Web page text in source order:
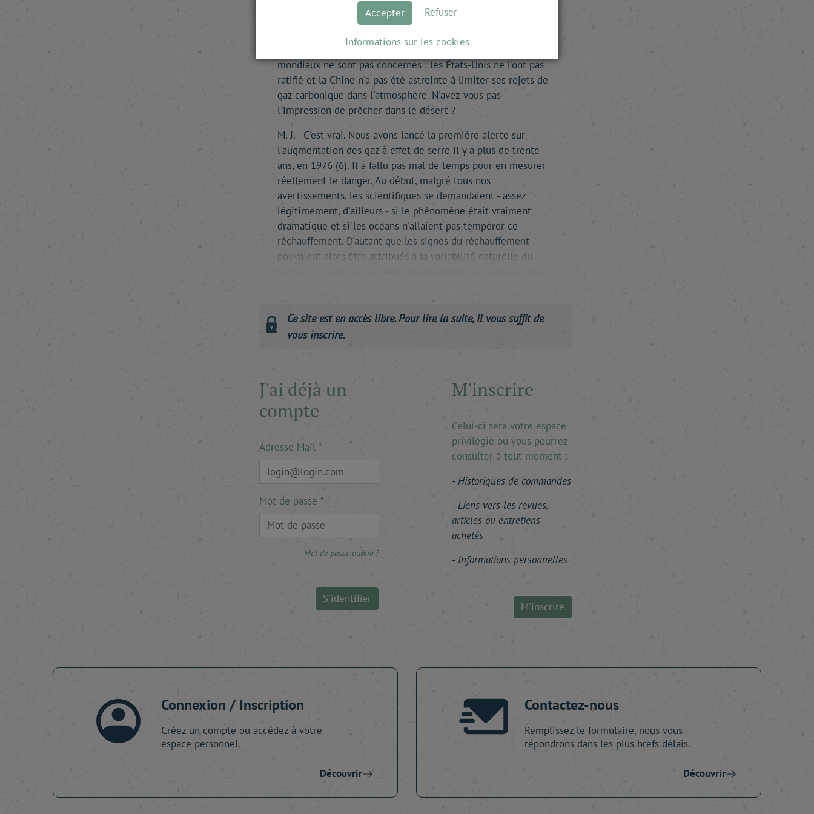
R. H. - L'OMM annonce depuis longtemps le réchauffement de
la planète. Pourtant, le protocole de Kyoto (5) s'achèvera en
être autrement, du reste ? Les deux plus grands pollueurs
mondiaux ne sont pas concernés : les États-Unis ne l'ont pas
ratifié et la Chine n'a pas été astreinte à limiter ses rejets de
gaz carbonique dans l'atmosphère. N'avez-vous pas
l'impression de prêcher dans le désert ?
M. J. - C'est vrai. Nous avons lancé la première alerte sur
l'augmentation des gaz à effet de serre il y a plus de trente
ans, en 1976 (6). Il a fallu pas mal de temps pour en mesurer
réellement le danger. Au début, malgré tous nos
avertissements, les scientifiques se demandaient - assez
légitimement, d'ailleurs - si le phénomène était vraiment
dramatique et si les océans n'allaient pas tempérer ce
réchauffement. D'autant que les signes du réchauffement
pouvaient alors être attribués à la variabilité naturelle du
Ce site est en accès libre. Pour lire la suite, il vous suffit de
vous inscrire.
J'ai déjà un
compte
Adresse Mail
Mot de passe
Mot de passe oublié ?
S'identifier
M'inscrire
Celui-ci sera votre espace
privilégié où vous pourrez
consulter à tout moment :
Historiques de commandes
Liens vers les revues,
articles ou entretiens
achetés
Informations personnelles
M'inscrire
Connexion / Inscription
Créez un compte ou accédez à votre
espace personnel.
Découvrir
Contactez-nous
Remplissez le formulaire, nous vous
répondrons dans les plus brefs délais.
Découvrir
Accepter Refuser
Informations sur les cookies